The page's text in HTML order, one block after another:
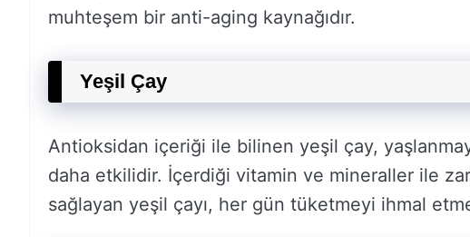
muhteşem bir anti-aging kaynağıdır.
Yeşil Çay
Antioksidan içeriği ile bilinen yeşil çay,
daha etkilidir. İçerdiği vitamin ve mineraller ile
sağlayan yeşil çayı, her gün tüketmeyi ihmal